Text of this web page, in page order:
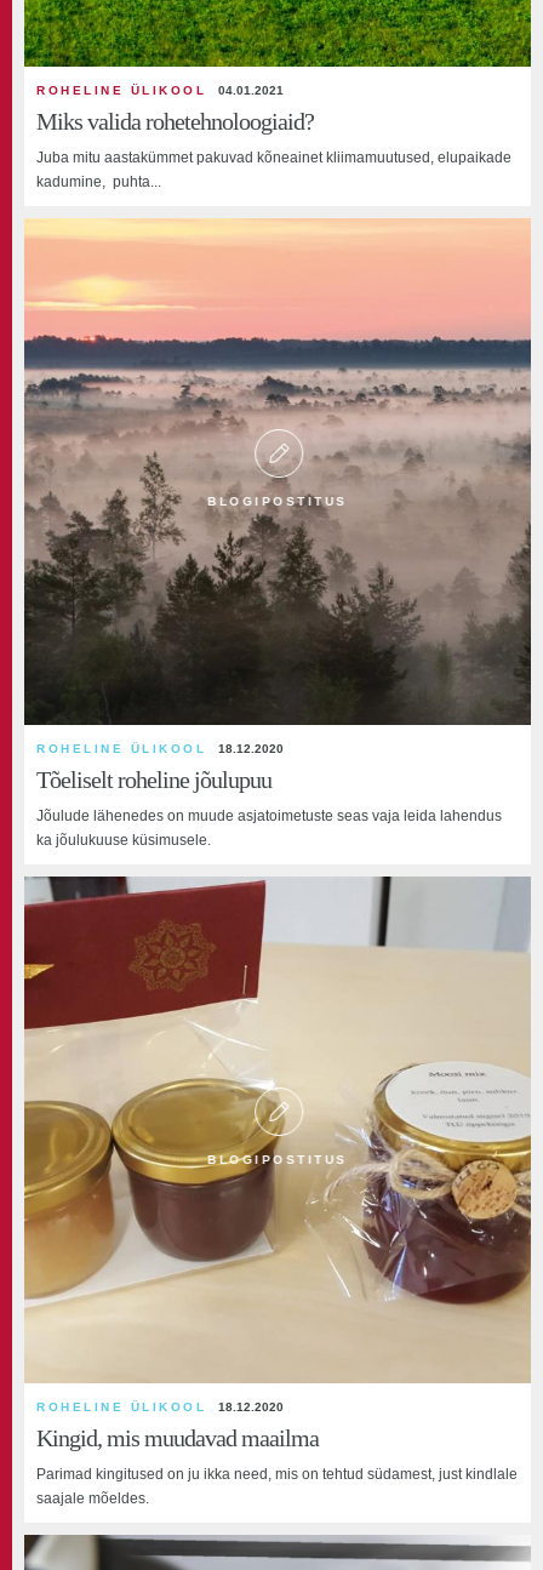
ROHELINE ÜLIKOOL 04.01.2021
Miks‌ ‌valida‌ ‌rohetehnoloogiaid?‌
Juba‌ ‌mitu‌ ‌aastakümmet‌ ‌pakuvad ‌kõneainet‌ ‌kliimamuutused,‌ ‌elupaikade‌
‌kadumine,‌ ‌ puhta‌...
BLOGIPOSTITUS
ROHELINE ÜLIKOOL 18.12.2020
Tõeliselt roheline jõulupuu
Jõulude lähenedes on muude asjatoimetuste seas vaja leida lahendus
ka jõulukuuse küsimusele.
BLOGIPOSTITUS
ROHELINE ÜLIKOOL 18.12.2020
Kingid, mis muudavad maailma
Parimad kingitused on ju ikka need, mis on tehtud südamest, just kindlale
saajale mõeldes.